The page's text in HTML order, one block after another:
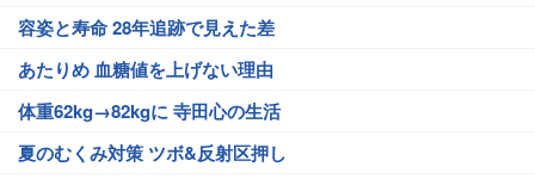
容姿と寿命 28年追跡で見えた差
あたりめ 血糖値を上げない理由
体重62kg→82kgに 寺田心の生活
夏のむくみ対策 ツボ&反射区押し